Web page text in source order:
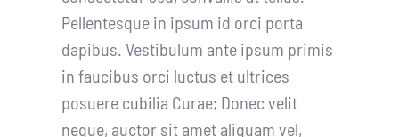
Pellentesque in ipsum id orci porta
dapibus. Vestibulum ante ipsum primis
in faucibus orci luctus et ultrices
posuere cubilia Curae; Donec velit
neque, auctor sit amet aliquam vel,